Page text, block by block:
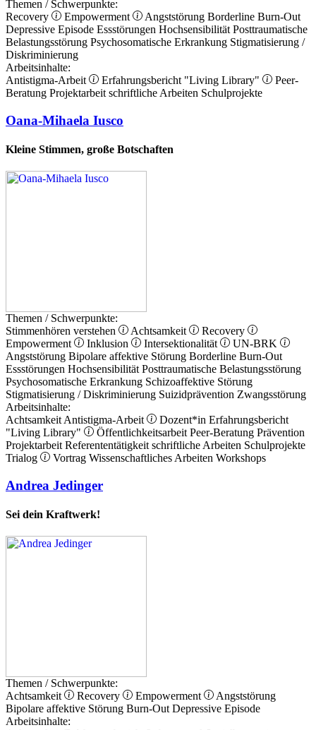
Themen / Schwerpunkte:
Recovery
Empowerment Angststörung Borderline Burn-Out
Depressive Episode Essstörungen Hochsensibilität Posttraumatische
Belastungsstörung Psychosomatische Erkrankung Stigmatisierung /
Diskriminierung
Arbeitsinhalte:
Antistigma-Arbeit
Erfahrungsbericht "Living Library"
Peer-
Beratung Projektarbeit schriftliche Arbeiten Schulprojekte
Oana-Mihaela Iusco
Kleine Stimmen, große Botschaften
Themen / Schwerpunkte:
Stimmenhören verstehen
Achtsamkeit
Recovery
Empowerment
Inklusion Intersektionalität
UN-BRK
Angststörung Bipolare affektive Störung Borderline Burn-Out
Essstörungen Hochsensibilität Posttraumatische Belastungsstörung
Psychosomatische Erkrankung Schizoaffektive Störung
Stigmatisierung / Diskriminierung Suizidprävention Zwangsstörung
Arbeitsinhalte:
Achtsamkeit Antistigma-Arbeit Dozent*in Erfahrungsbericht
"Living Library"
Öffentlichkeitsarbeit Peer-Beratung Prävention
Projektarbeit Referententätigkeit schriftliche Arbeiten Schulprojekte
Trialog
Vortrag Wissenschaftliches Arbeiten Workshops
Andrea Jedinger
Sei dein Kraftwerk!
Themen / Schwerpunkte:
Achtsamkeit
Recovery Empowerment
Angststörung
Bipolare affektive Störung Burn-Out Depressive Episode
Arbeitsinhalte: